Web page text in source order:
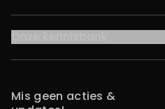
Mis geen acties &